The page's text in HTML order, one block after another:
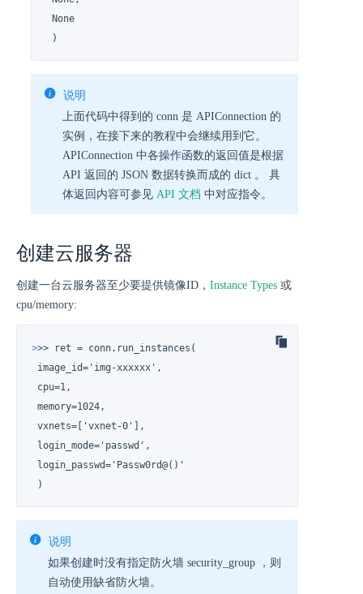
None
)
说明
上面代码中得到的 conn 是 APIConnection 的
实例，在接下来的教程中会继续用到它。
APIConnection 中各操作函数的返回值是根据
API 返回的 JSON 数据转换而成的 dict 。 具
体返回内容可参见 API 文档 中对应指令。
创建云服务器
创建一台云服务器至少要提供镜像ID， Instance Types 或
cpu/memory:
>>> ret = conn.run_instances(
image_id='img-xxxxxx',
cpu=1,
memory=1024,
vxnets=['vxnet-0'],
login_mode='passwd',
login_passwd='Passw0rd@()'
)
说明
如果创建时没有指定防火墙 security_group ，则
自动使用缺省防火墙。